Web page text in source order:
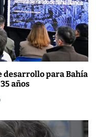
desarrollo para Bahía
años